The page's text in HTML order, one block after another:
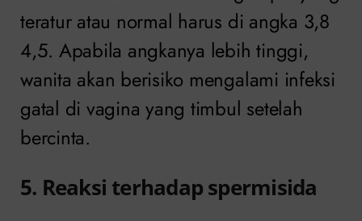
teratur atau normal harus di angka 3,8
4,5. Apabila angkanya lebih tinggi,
wanita akan berisiko mengalami infeksi
gatal di vagina yang timbul setelah
bercinta.
5. Reaksi terhadap spermisida